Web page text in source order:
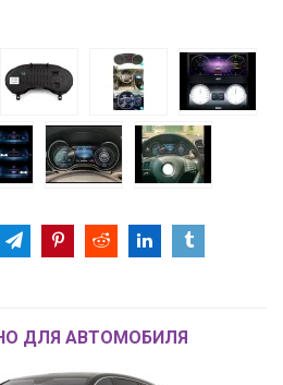
ДЛЯ АВТОМОБИЛЯ